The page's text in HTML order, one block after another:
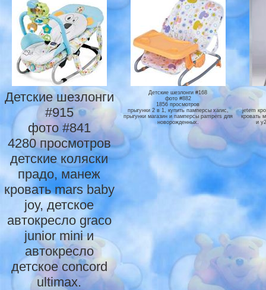
Детские шезлонги
#915
фото #841
4280 просмотров
детские коляски
прадо, манеж
кровать mars baby
joy, детское
автокресло graco
junior mini и
автокресло
детское concord
ultimax.
Детские шезлонги #168
фото #882
1856 просмотров
прыгунки 2 в 1, купить памперсы хагис,
прыгунки магазин и памперсы pampers для
новорожденных.
jetem
кровать
и